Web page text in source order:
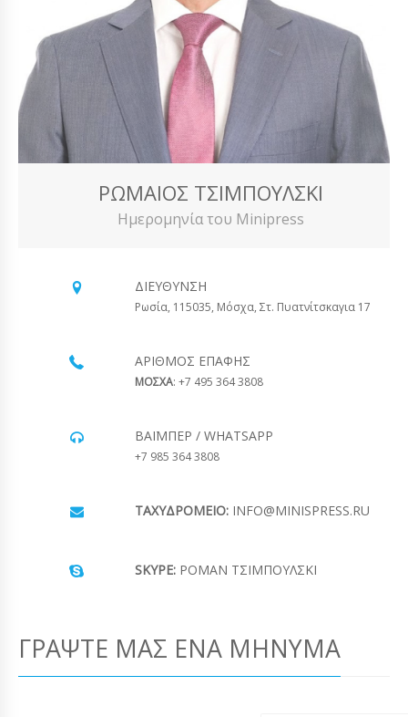
ΡΩΜΑΊΟΣ ΤΣΙΜΠΟΎΛΣΚΙ
Ημερομηνία του Minipress
ΔΙΕΎΘΥΝΣΗ
Ρωσία, 115035, Μόσχα, Στ. Πυατνίτσκαγια 17
ΑΡΙΘΜΌΣ ΕΠΑΦΉΣ
ΜΟΣΧΑ: +7 495 364 3808
ΒΆΙΜΠΕΡ / WHATSAPP
+7 985 364 3808
ΤΑΧΥΔΡΟΜΕΊΟ: INFO@MINISPRESS.RU
SKYPE: ΡΟΜΆΝ ΤΣΙΜΠΟΎΛΣΚΙ
ΓΡΆΨΤΕ ΜΑΣ ΈΝΑ ΜΉΝΥΜΑ